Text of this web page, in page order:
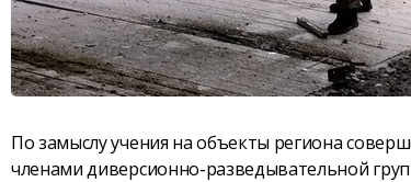
По замыслу учения на объекты региона
членами диверсионно-разведывательной